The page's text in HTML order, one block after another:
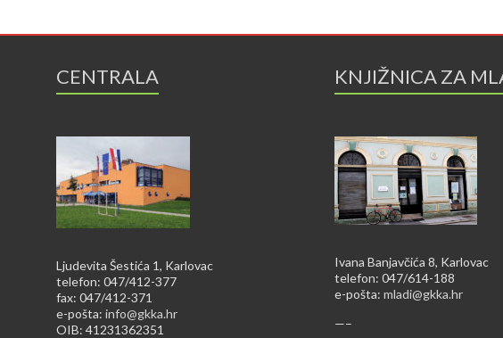
CENTRALA
Ljudevita Šestića 1, Karlovac
telefon: 047/412-377
fax: 047/412-371
e-pošta: info@gkka.hr
OIB: 41231362351
KNJIŽNICA ZA
Ivana Banjavčića 8, Karlovac
telefon: 047/614-188
e-pošta: mladi@gkka.hr
—–